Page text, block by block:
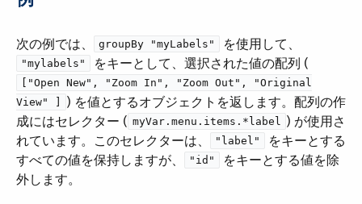
次の例では、​ groupBy "myLabels" ​ を使用して、​
"mylabels" ​ をキーとして、選択された値の配列 (​
["Open New", "Zoom In", "Zoom Out", "Original
View" ]
​) を値とするオブジェクトを返します。配列の作
成にはセレクター (​ myVar.menu.items.*label ​) が使用さ
れています。このセレクターは、​
"label"
​ をキーとする
すべての値を保持しますが、​
"id"
​ をキーとする値を除
外します。